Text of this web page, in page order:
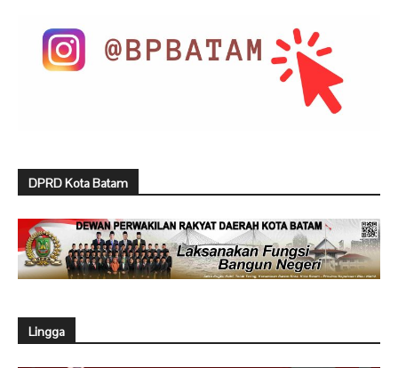
DPRD Kota Batam
Lingga